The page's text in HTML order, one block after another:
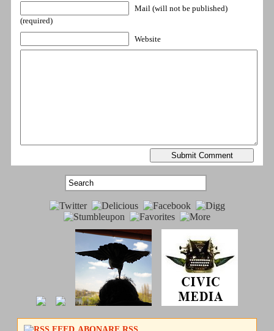
Mail (will not be published)
(required)
Website